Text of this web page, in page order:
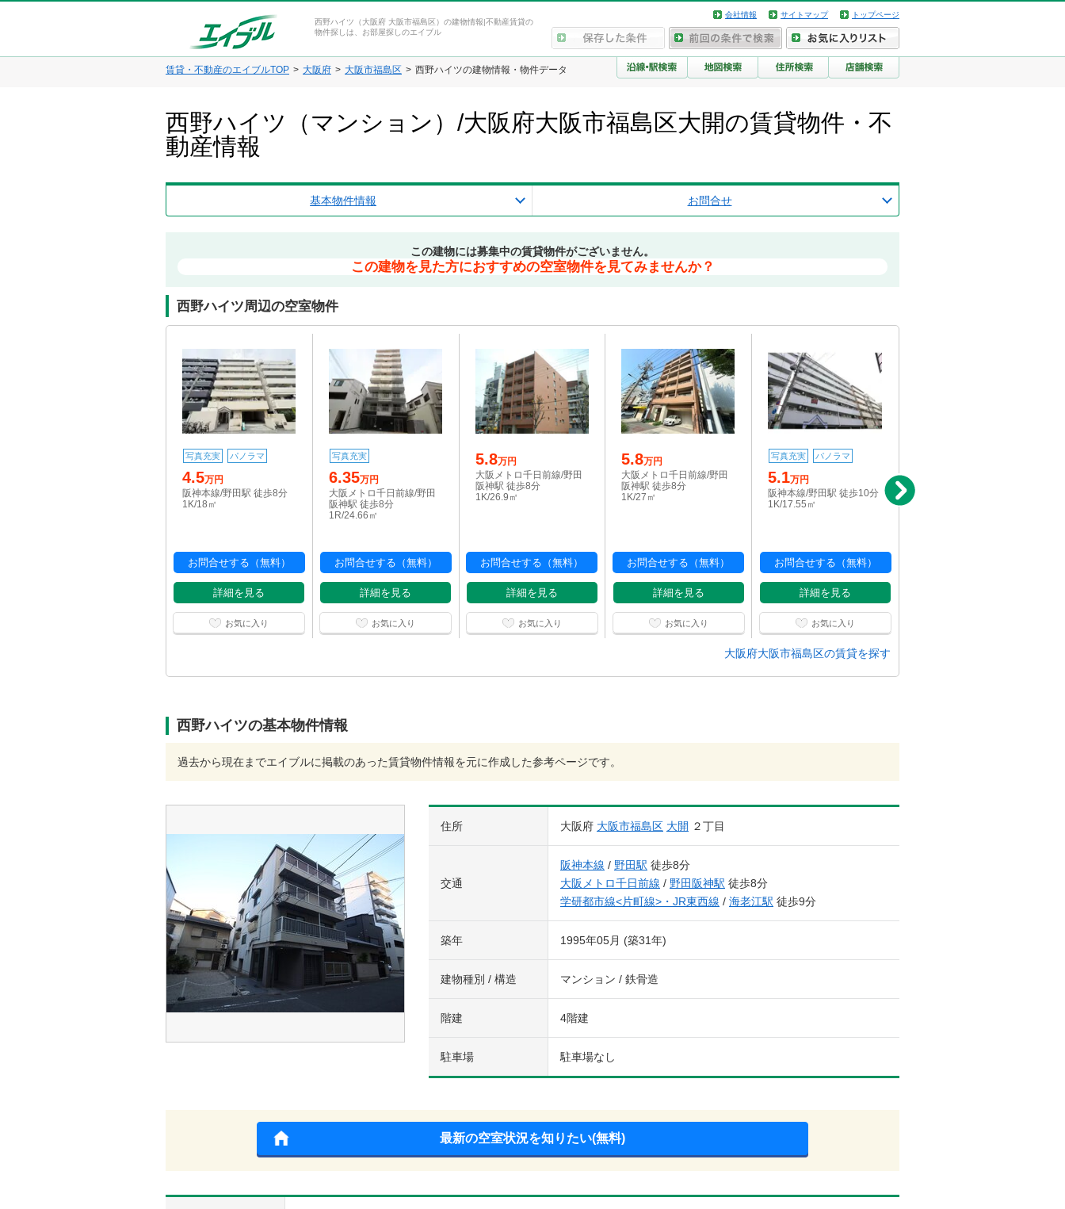
西野ハイツ（大阪府 大阪市福島区）の建物情報|不動産賃貸の
物件探しは、お部屋探しのエイブル
会社情報 サイトマップ トップページ
賃貸・不動産のエイブルTOP 大阪府 大阪市福島区 西野ハイツの建物情報・物件データ
西野ハイツ（マンション）/大阪府大阪市福島区大開の賃貸物件・不
動産情報
基本物件情報 お問合せ
この建物には募集中の賃貸物件がございません。
この建物を見た方におすすめの空室物件を見てみませんか？
西野ハイツ周辺の空室物件
写真充実 パノラマ
4.5万円
阪神本線/野田駅 徒歩8分
1K/18㎡
お問合せする（無料）
詳細を見る
お気に入り
写真充実
6.35万円
大阪メトロ千日前線/野田
阪神駅 徒歩8分
1R/24.66㎡
お問合せする（無料）
詳細を見る
お気に入り
5.8万円
大阪メトロ千日前線/野田
阪神駅 徒歩8分
1K/26.9㎡
お問合せする（無料）
詳細を見る
お気に入り
5.8万円
大阪メトロ千日前線/野田
阪神駅 徒歩8分
1K/27㎡
お問合せする（無料）
詳細を見る
お気に入り
写真充実 パノラマ
5.1万円
阪神本線/野田駅 徒歩10分
1K/17.55㎡
お問合せする（無料）
詳細を見る
お気に入り
阪神駅 徒歩8分
1K/26.9㎡
大阪府大阪市福島区の賃貸を探す
西野ハイツの基本物件情報
過去から現在までエイブルに掲載のあった賃貸物件情報を元に作成した参考ページです。
住所 大阪府 大阪市福島区 大開 ２丁目
交通
阪神本線 / 野田駅 徒歩8分
大阪メトロ千日前線 / 野田阪神駅 徒歩8分
学研都市線<片町線>・JR東西線 / 海老江駅 徒歩9分
築年 1995年05月 (築31年)
建物種別 / 構造 マンション / 鉄骨造
階建 4階建
駐車場 駐車場なし
最新の空室状況を知りたい(無料)